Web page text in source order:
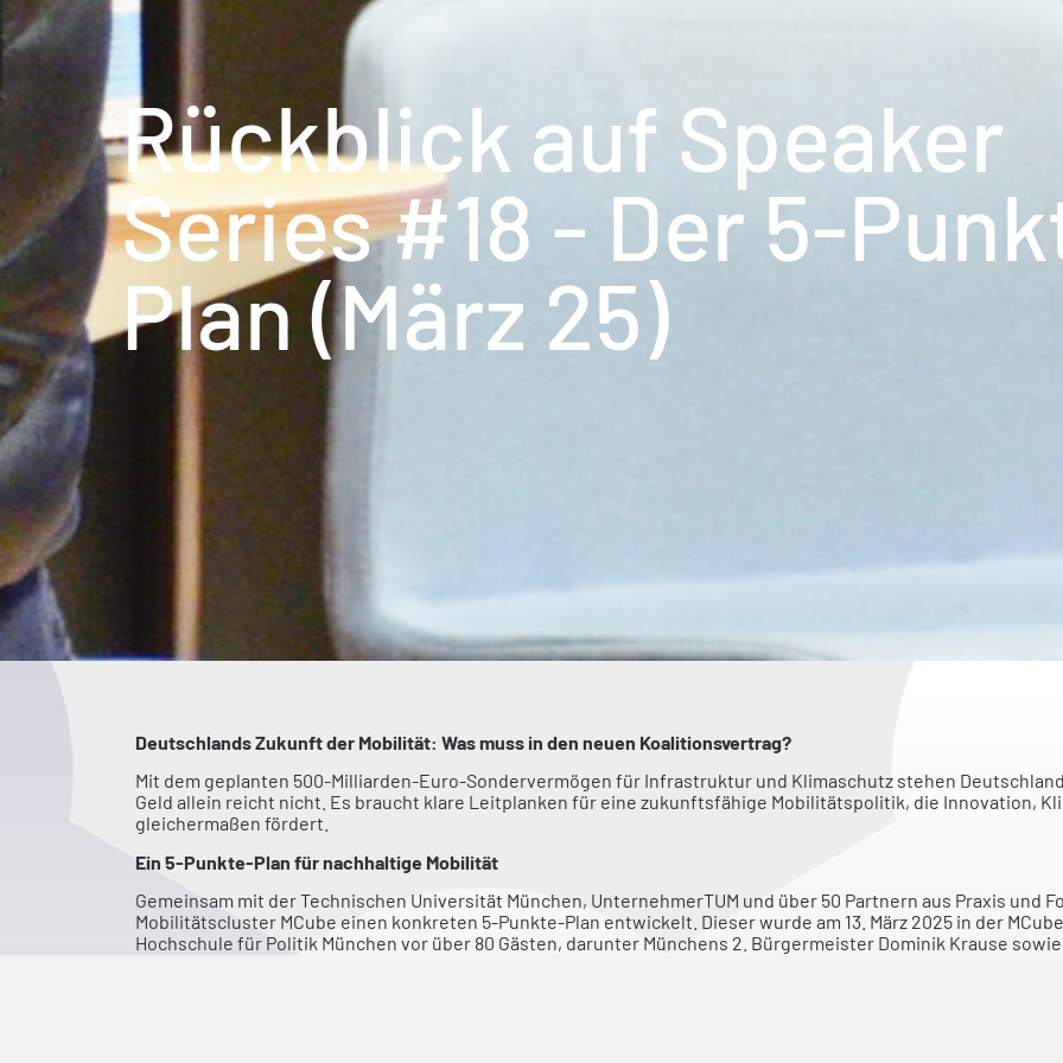
Rückblick auf Speaker
Series #18 - Der 5-
Plan (März 25)
Deutschlands Zukunft der Mobilität: Was muss in den neuen Koalitionsvertrag?
Mit dem geplanten 500-Milliarden-Euro-Sondervermögen für Infrastruktur und Klimaschutz stehen
Geld allein reicht nicht. Es braucht klare Leitplanken für eine zukunftsfähige Mobilitätspolitik, die Innovation,
gleichermaßen fördert.
Ein 5-Punkte-Plan für nachhaltige Mobilität
Gemeinsam mit der Technischen Universität München, UnternehmerTUM und über 50 Partnern aus Praxis und
Mobilitätscluster MCube einen konkreten 5-Punkte-Plan entwickelt. Dieser wurde am 13. März 2025 in der
Hochschule für Politik München vor über 80 Gästen, darunter Münchens 2. Bürgermeister Dominik Krause